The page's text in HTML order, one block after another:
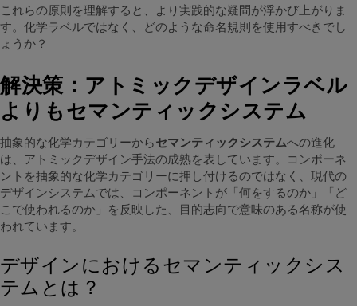
これらの原則を理解すると、より実践的な疑問が浮かび上がりま
す。化学ラベルではなく、どのような命名規則を使用すべきでし
ょうか？
解決策：アトミックデザインラベル
よりもセマンティックシステム
抽象的な化学カテゴリーからセマンティックシステムへの進化
は、アトミックデザイン手法の成熟を表しています。コンポーネ
ントを抽象的な化学カテゴリーに押し付けるのではなく、現代の
デザインシステムでは、コンポーネントが「何をするのか」「ど
こで使われるのか」を反映した、目的志向で意味のある名称が使
われています。
デザインにおけるセマンティックシス
テムとは？